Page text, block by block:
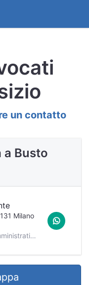
un contatto
a Busto
Milano
Diritto penale, Diritto amministrativo, Gratuito patrocinio, Diritto del lavoro, Cittadinanza ed immigrazione, Diritto penale minorile, Recupero crediti, Liti condominiali, Malasanità